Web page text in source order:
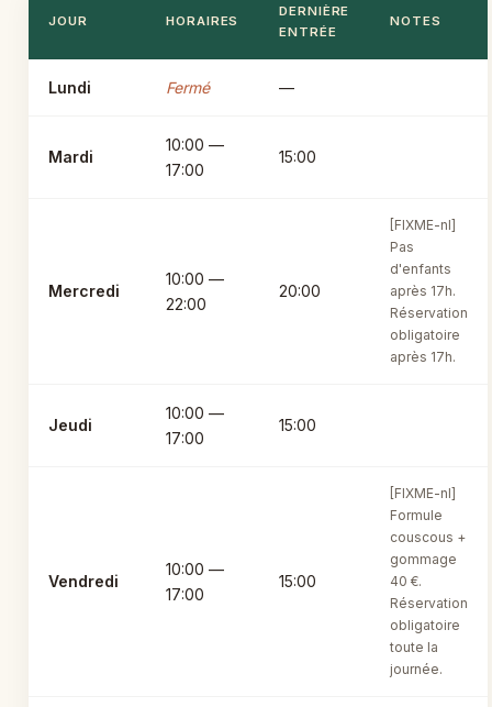
JOUR HORAIRES
DERNIÈRE
ENTRÉE
NOTES
Lundi Fermé —
Mardi
10:00 —
17:00
15:00
Mercredi
10:00 —
22:00
20:00
[FIXME-nl]
Pas
d'enfants
après 17h.
Réservation
obligatoire
après 17h.
Jeudi
10:00 —
17:00
15:00
Vendredi
10:00 —
17:00
15:00
[FIXME-nl]
Formule
couscous +
gommage
40 €.
Réservation
obligatoire
toute la
journée.